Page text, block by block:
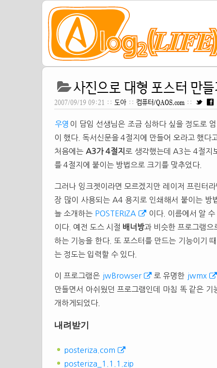
사진으로 대형 포스터 만
2007/09/19 09:21 :: 도아 :: 컴퓨터/QAOS.com ::
우영 이 담임 선생님은 조금 심하다 싶을 정도로
이 했다. 독서신문을 4절지에 만들어 오라고 했다
처음에는 A3가 4절지 로 생각했는데 A3는 4절지
를 4절지에 붙이는 방법으로 크기를 맞추었다.
그러나 잉크젯이라면 모르겠지만 레이저 프린터
장 많이 사용되는 A4 용지로 인쇄해서 붙이는 방
늘 소개하는 POSTERIZA
이다. 이름에서 알
이다. 예전 도스 시절 배너방과 비슷한 프로그램으
하는 기능을 한다. 또 포스터를 만드는 기능이기
는 정도는 입력할 수 있다.
이 프로그램은 jwBrowser 로 유명한 jwmx
만들면서 아쉬웠던 프로그램인데 마침 똑 같은
개하게되었다.
내려받기
posteriza.com
posteriza_1.1.1.zip